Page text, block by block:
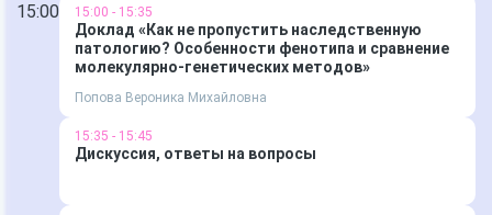
15:00 15:00 - 15:35
Доклад «Как не пропустить наследственную
патологию? Особенности фенотипа и сравнение
молекулярно-генетических методов»
Попова Вероника Михайловна
15:35 - 15:45
Дискуссия, ответы на вопросы